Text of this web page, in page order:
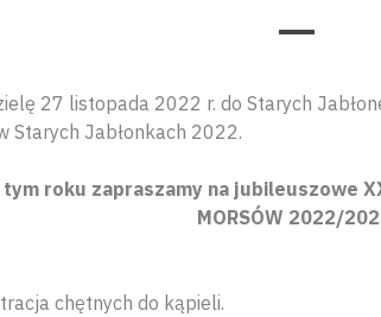
27 listopada 2022 r. do Starych
Starych Jabłonkach 2022.
roku zapraszamy na jubileuszowe XX
MORSÓW 2022/
chętnych do kąpieli.